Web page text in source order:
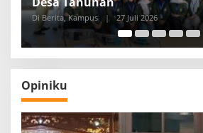
Di Berita, Kampus | 17 Juli 2026
Opiniku